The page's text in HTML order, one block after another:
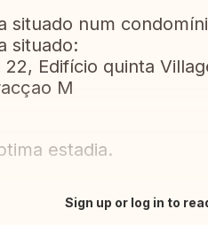
situado num
situado:
Edifício quinta
M
estadia.
Sign up or log in to